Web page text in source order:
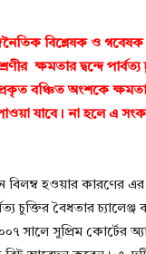
বিশ্লেষক ও
ক্ষমতার দ্বন্দে পার্বত্য
বঞ্চিত অংশকে
যাবে। না হলে এ
বিলম্ব হওয়ার কারণের এর
চুক্তির বৈধতার
সালে সুপ্রিম কোর্টের